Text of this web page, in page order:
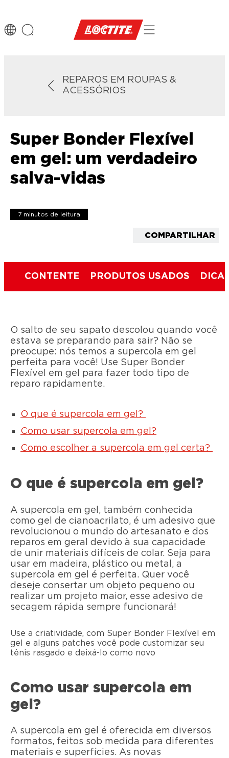
REPAROS EM ROUPAS &
ACESSÓRIOS
Super Bonder Flexível
em gel: um verdadeiro
salva-vidas
7 minutos de leitura
COMPARTILHAR
CONTENTE PRODUTOS USADOS DICA
O salto de seu sapato descolou quando você
estava se preparando para sair? Não se
preocupe: nós temos a supercola em gel
perfeita para você! Use Super Bonder
Flexível em gel para fazer todo tipo de
reparo rapidamente.
O que é supercola em gel?
Como usar supercola em gel?
Como escolher a supercola em gel certa?
O que é supercola em gel?
A supercola em gel, também conhecida
como gel de cianoacrilato, é um adesivo que
revolucionou o mundo do artesanato e dos
reparos em geral devido à sua capacidade
de unir materiais difíceis de colar. Seja para
usar em madeira, plástico ou metal, a
supercola em gel é perfeita. Quer você
deseje consertar um objeto pequeno ou
realizar um projeto maior, esse adesivo de
secagem rápida sempre funcionará!
Use a criatividade, com Super Bonder Flexível em
gel e alguns patches você pode customizar seu
tênis rasgado e deixá-lo como novo
Como usar supercola em
gel?
A supercola em gel é oferecida em diversos
formatos, feitos sob medida para diferentes
materiais e superfícies. As novas